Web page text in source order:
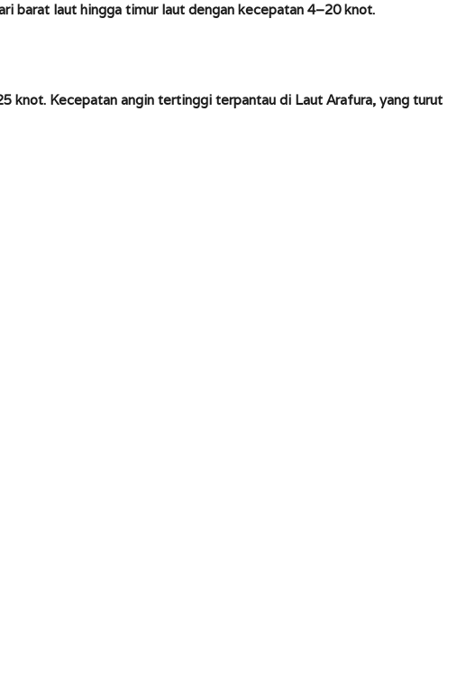
barat laut hingga timur laut dengan kecepatan 4–20 knot.
knot. Kecepatan angin tertinggi terpantau di Laut Arafura, yang turut